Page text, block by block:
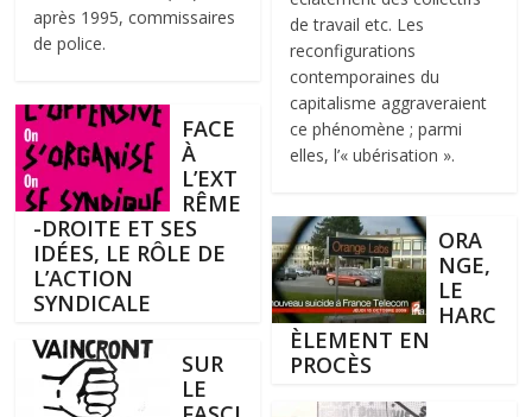
après 1995, commissaires
de police.
FACE
À
L’EXT
RÊME
-DROITE ET SES
IDÉES, LE RÔLE DE
L’ACTION
SYNDICALE
SUR
LE
de travail etc. Les
reconfigurations
contemporaines du
capitalisme aggraveraient
ce phénomène ; parmi
elles, l’« ubérisation ».
ORA
NGE,
LE
HARC
ÈLEMENT EN
PROCÈS